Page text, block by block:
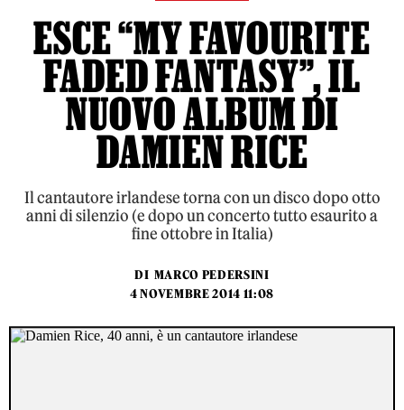
ESCE “MY FAVOURITE
FADED FANTASY”, IL
NUOVO ALBUM DI
DAMIEN RICE
Il cantautore irlandese torna con un disco dopo otto
anni di silenzio (e dopo un concerto tutto esaurito a
fine ottobre in Italia)
DI MARCO PEDERSINI
4 NOVEMBRE 2014 11:08